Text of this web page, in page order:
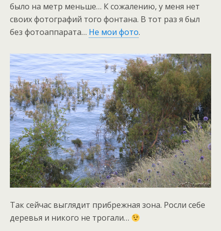
было на метр меньше… К сожалению, у меня нет
своих фотографий того фонтана. В тот раз я был
без фотоаппарата… Не мои фото.
Так сейчас выглядит прибрежная зона. Росли себе
деревья и никого не трогали…